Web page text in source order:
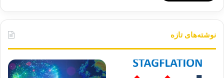
نوشته‌های تازه